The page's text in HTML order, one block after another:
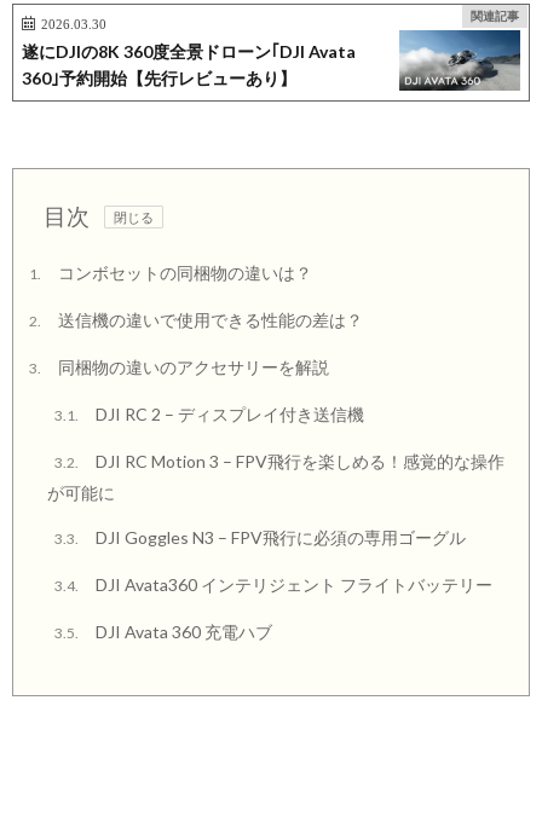
関連記事
2026.03.30
遂にDJIの8K 360度全景ドローン｢DJI Avata
360｣予約開始【先行レビューあり】
目次
1. コンボセットの同梱物の違いは？
2. 送信機の違いで使用できる性能の差は？
3. 同梱物の違いのアクセサリーを解説
3.1. DJI RC 2 – ディスプレイ付き送信機
3.2.
DJI RC Motion 3 – FPV飛行を楽しめる！感覚的な操作
が可能に
3.3. DJI Goggles N3 – FPV飛行に必須の専用ゴーグル
3.4. DJI Avata360 インテリジェント フライトバッテリー
3.5. DJI Avata 360 充電ハブ